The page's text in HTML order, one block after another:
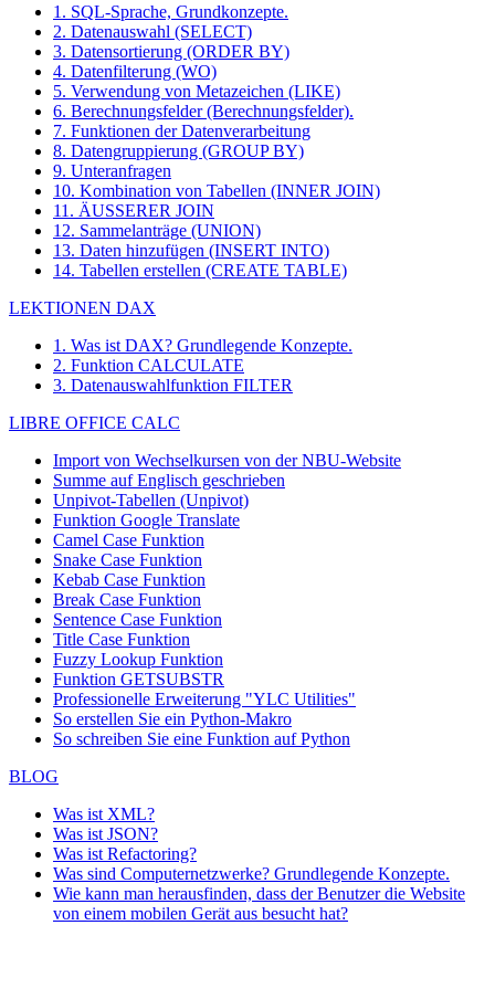
1. SQL-Sprache, Grundkonzepte.
2. Datenauswahl (SELECT)
3. Datensortierung (ORDER BY)
4. Datenfilterung (WO)
5. Verwendung von Metazeichen (LIKE)
6. Berechnungsfelder (Berechnungsfelder).
7. Funktionen der Datenverarbeitung
8. Datengruppierung (GROUP BY)
9. Unteranfragen
10. Kombination von Tabellen (INNER JOIN)
11. ÄUSSERER JOIN
12. Sammelanträge (UNION)
13. Daten hinzufügen (INSERT INTO)
14. Tabellen erstellen (CREATE TABLE)
LEKTIONEN DAX
1. Was ist DAX? Grundlegende Konzepte.
2. Funktion CALCULATE
3. Datenauswahlfunktion FILTER
LIBRE OFFICE CALC
Import von Wechselkursen von der NBU-Website
Summe auf Englisch geschrieben
Unpivot-Tabellen (Unpivot)
Funktion Google Translate
Camel Case Funktion
Snake Case Funktion
Kebab Case Funktion
Break Case Funktion
Sentence Case Funktion
Title Case Funktion
Fuzzy Lookup Funktion
Funktion GETSUBSTR
Professionelle Erweiterung "YLC Utilities"
So erstellen Sie ein Python-Makro
So schreiben Sie eine Funktion auf Python
BLOG
Was ist XML?
Was ist JSON?
Was ist Refactoring?
Was sind Computernetzwerke? Grundlegende Konzepte.
Wie kann man herausfinden, dass der Benutzer die Website
von einem mobilen Gerät aus besucht hat?